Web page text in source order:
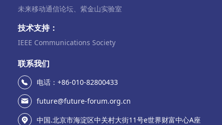
未来移动通信论坛、紫金山实验室
技术支持：
IEEE Communications Society
联系我们
电话：+86-010-82800433
future@future-forum.org.cn
中国.北京市海淀区中关村大街11号e世界财富中心A座